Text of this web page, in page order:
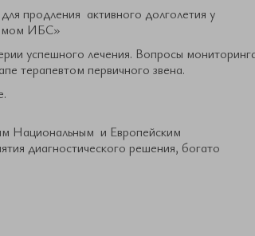
продления активного долголетия у
ИБС»
успешного лечения. Вопросы
терапевтом первичного звена.
Национальным и Европейским
диагностического решения, богато